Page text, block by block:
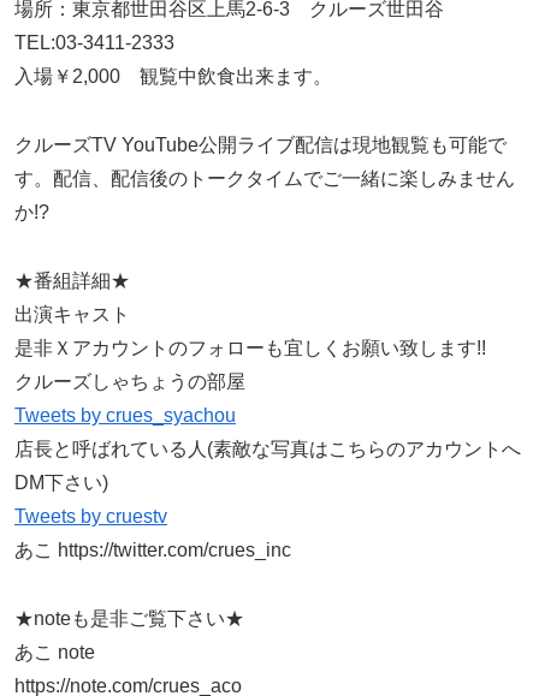
場所：東京都世田谷区上馬2-6-3 クルーズ世田谷
TEL:03-3411-2333
入場￥2,000 観覧中飲食出来ます。
クルーズTV YouTube公開ライブ配信は現地観覧も可能で
す。配信、配信後のトークタイムでご一緒に楽しみません
か!?
★番組詳細★
出演キャスト
是非Ｘアカウントのフォローも宜しくお願い致します!!
クルーズしゃちょうの部屋
Tweets by crues_syachou
店長と呼ばれている人(素敵な写真はこちらのアカウントへ
DM下さい)
Tweets by cruestv
あこ https://twitter.com/crues_inc
★noteも是非ご覧下さい★
あこ note
https://note.com/crues_aco